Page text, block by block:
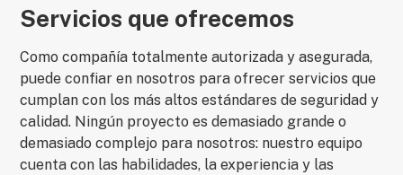
Servicios que ofrecemos
Como compañía totalmente autorizada y asegurada,
puede confiar en nosotros para ofrecer servicios que
cumplan con los más altos estándares de seguridad y
calidad. Ningún proyecto es demasiado grande o
demasiado complejo para nosotros: nuestro equipo
cuenta con las habilidades, la experiencia y las